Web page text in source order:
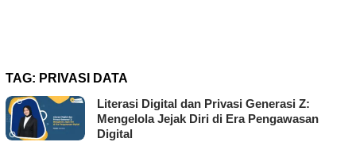
TAG: PRIVASI DATA
Literasi Digital dan Privasi Generasi Z:
Mengelola Jejak Diri di Era Pengawasan
Digital